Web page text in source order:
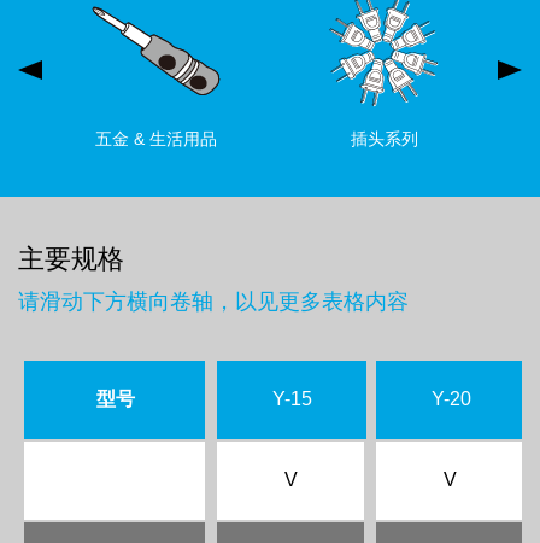
五金 & 生活用品 插头系列
主要规格
请滑动下方横向卷轴，以见更多表格内容
型号 Y-15
V
Y-20
V